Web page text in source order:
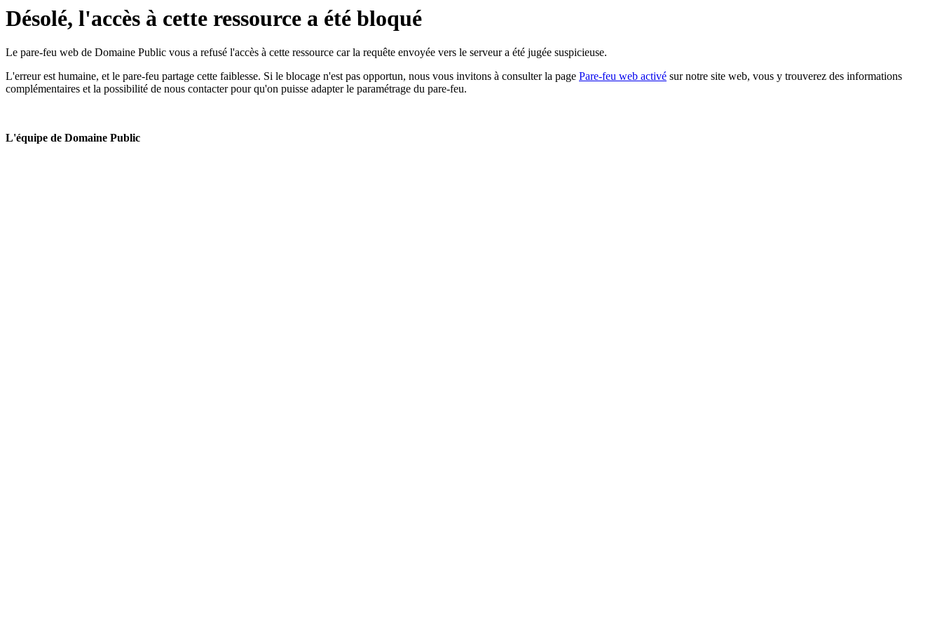
Désolé, l'accès à cette ressource a été bloqué
Le pare-feu web de Domaine Public vous a refusé l'accès à cette ressource car la requête envoyée vers le serveur a été jugée suspicieuse.
L'erreur est humaine, et le pare-feu partage cette faiblesse. Si le blocage n'est pas opportun, nous vous invitons à consulter la page Pare-feu web activé sur notre site web, vous y trouverez des informations
complémentaires et la possibilité de nous contacter pour qu'on puisse adapter le paramétrage du pare-feu.
L'équipe de Domaine Public